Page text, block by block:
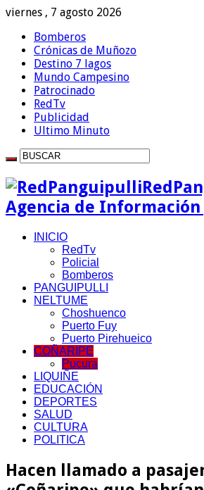
viernes , 7 agosto 2026
Bomberos
Crónicas de Muñozo
Destino 7 lagos
Mundo Campesino
Patrocinado
RedTv
Publicidad
Ultimo Minuto
Agencia de
INICIO
RedTv
Policial
Bomberos
PANGUIPULLI
NELTUME
Choshuenco
Puerto Fuy
Puerto Pirehueico
COÑARIPE
Pucura
LIQUIÑE
EDUCACIÓN
DEPORTES
SALUD
CULTURA
POLITICA
Hacen llamado a